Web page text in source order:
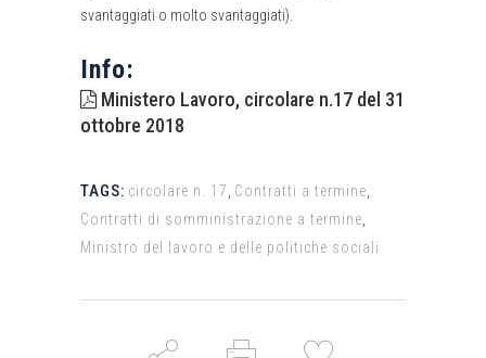
svantaggiati o molto svantaggiati).
Info:
Ministero Lavoro, circolare n.17 del 31
ottobre 2018
TAGS: circolare n. 17 Contratti a termine
Contratti di somministrazione a termine
Ministro del lavoro e delle politiche sociali